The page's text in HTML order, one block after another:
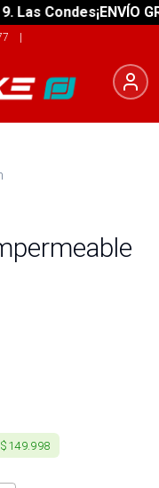
Condes¡ENVÍO
|